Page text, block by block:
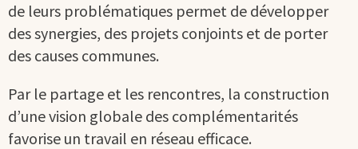
de leurs problématiques permet de développer
des synergies, des projets conjoints et de porter
des causes communes.
Par le partage et les rencontres, la construction
d’une vision globale des complémentarités
favorise un travail en réseau efficace.